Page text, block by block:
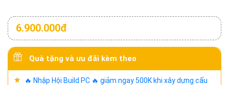
6.900.000đ
Quà tặng và ưu đãi kèm theo
🔥 Nhập Hội Build PC 🔥 giảm ngay 500K khi xây dựng cấu